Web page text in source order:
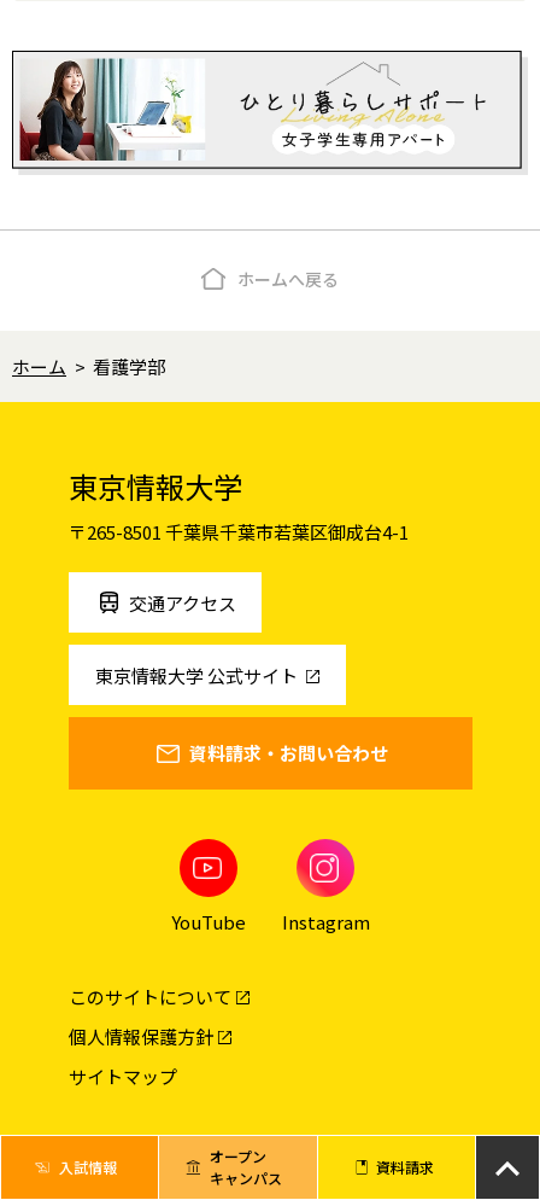
ホームへ戻る
ホーム > 看護学部
東京情報大学
〒265-8501 千葉県千葉市若葉区御成台4-1
交通アクセス
東京情報大学 公式サイト
資料請求・お問い合わせ
YouTube Instagram
このサイトについて
個人情報保護方針
サイトマップ
© Tokyo University of Information Sciences
入試情報
オープン
キャンパス
資料請求